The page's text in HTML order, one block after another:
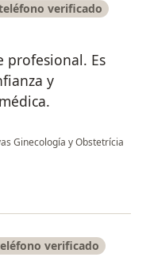
verificado
profesional. Es
y
Ginecología y Obstetrícia
verificado